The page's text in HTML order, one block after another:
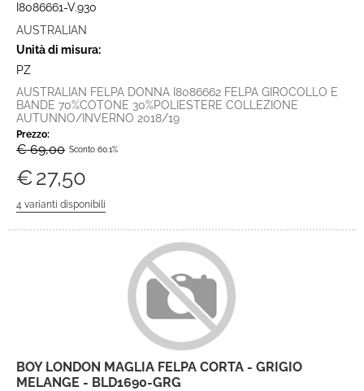
I8086661-V.930
AUSTRALIAN
Unità di misura:
PZ
AUSTRALIAN FELPA DONNA I8086662 FELPA GIROCOLLO E
BANDE 70%COTONE 30%POLIESTERE COLLEZIONE
AUTUNNO/INVERNO 2018/19
Prezzo:
€ 69,00 Sconto 60.1%
€27,50
BOY LONDON MAGLIA FELPA CORTA - GRIGIO
MELANGE - BLD1690-GRG